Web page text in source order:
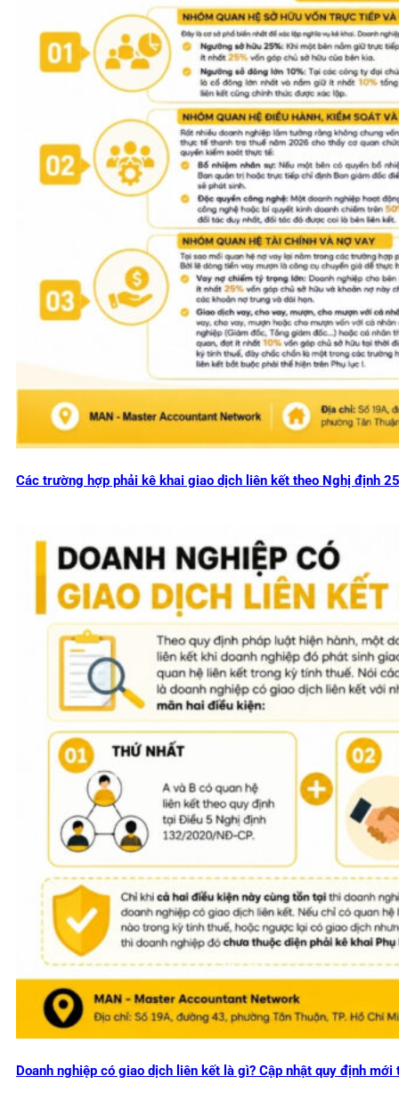
Các trường hợp phải kê khai giao dịch liên kết theo Nghị định
Doanh nghiệp có giao dịch liên kết là gì? Cập nhật quy định